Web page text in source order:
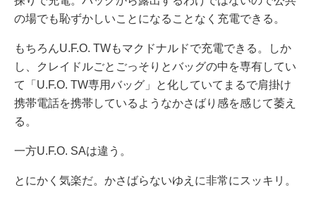
の場でも恥ずかしいことになることなく充電できる。
もちろんU.F.O. TWもマクドナルドで充電できる。しか
し、クレイドルごとごっそりとバッグの中を専有してい
て「U.F.O. TW専用バッグ」と化していてまるで肩掛け
携帯電話を携帯しているようなかさばり感を感じて萎え
る。
一方U.F.O. SAは違う。
とにかく気楽だ。かさばらないゆえに非常にスッキリ。